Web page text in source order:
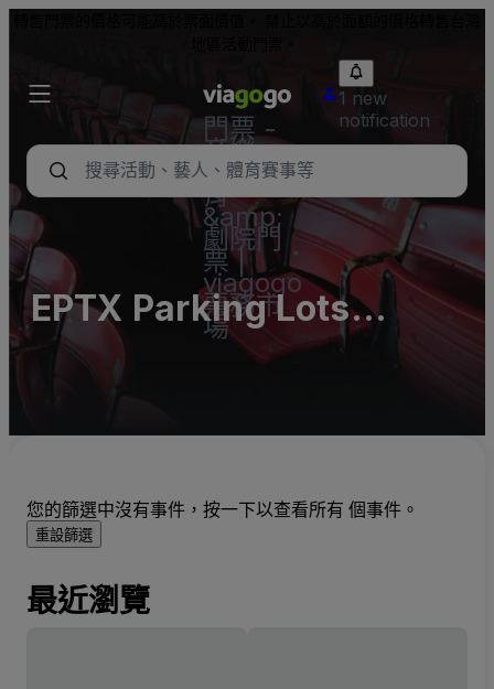
門票 -
音樂
會、體
育
&amp;
劇院門
票 |
viagogo
票務市
場
1 new
notification
EPTX Parking Lots
(InActive)
您的篩選中沒有事件，按一下以查看所有 個事件。
重設篩選
最近瀏覽